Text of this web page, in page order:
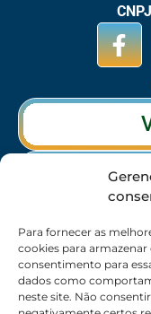
Para fornecer as
cookies para
consentimento para
dados como
neste site. Não